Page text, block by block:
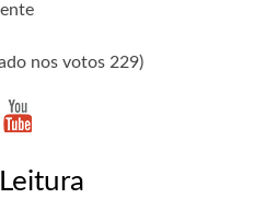
nos votos 229)